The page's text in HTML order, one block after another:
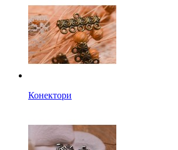
Конектори